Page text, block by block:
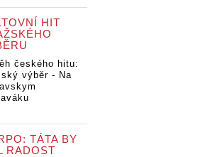
HIT
českého hitu:
výběr - Na
TÁTA BY
RADOST